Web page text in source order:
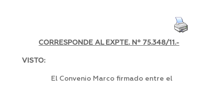
CORRESPONDE AL EXPTE. Nº 75.348/11.-
VISTO:
El Convenio Marco firmado entre el